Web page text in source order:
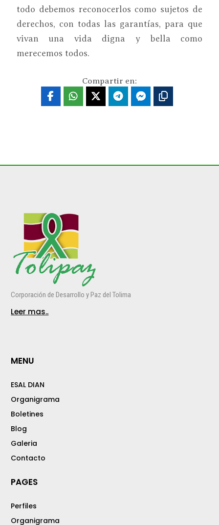
todo debemos reconocerlos como sujetos de
derechos, con todas las garantías, para que
vivan una vida digna y bella como
merecemos todos.
Compartir en:
Corporación de Desarrollo y Paz del Tolima
Leer mas..
MENU
ESAL DIAN
Organigrama
Boletines
Blog
Galeria
Contacto
PAGES
Perfiles
Organigrama